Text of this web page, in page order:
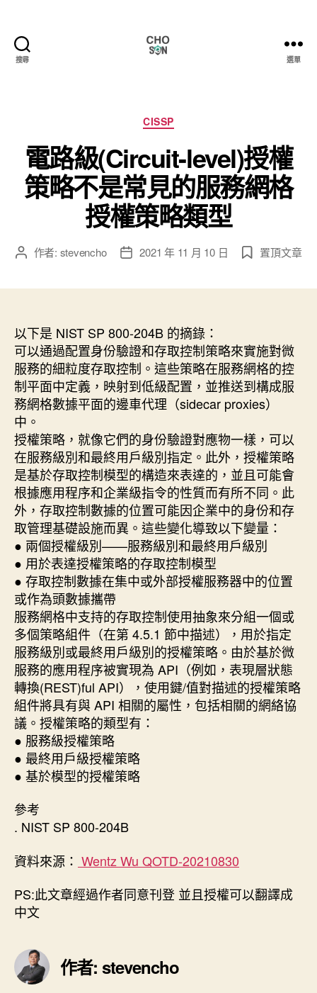
搜尋
大
小
事
選單
分
類
CISSP
電路級(Circuit-level)授權
策略不是常見的服務網格
授權策略類型
文 作者: stevencho
文
期
2021 年 11 月 10 日 置頂文章
以下是 NIST SP 800-204B 的摘錄：
可以通過配置身份驗證和存取控制策略來實施對微
服務的細粒度存取控制。這些策略在服務網格的控
制平面中定義，映射到低級配置，並推送到構成服
務網格數據平面的邊車代理（sidecar proxies）
中。
授權策略，就像它們的身份驗證對應物一樣，可以
在服務級別和最終用戶級別指定。此外，授權策略
是基於存取控制模型的構造來表達的，並且可能會
根據應用程序和企業級指令的性質而有所不同。此
外，存取控制數據的位置可能因企業中的身份和存
取管理基礎設施而異。這些變化導致以下變量：
● 兩個授權級別——服務級別和最終用戶級別
● 用於表達授權策略的存取控制模型
● 存取控制數據在集中或外部授權服務器中的位置
或作為頭數據攜帶
服務網格中支持的存取控制使用抽象來分組一個或
多個策略組件（在第 4.5.1 節中描述），用於指定
服務級別或最終用戶級別的授權策略。由於基於微
服務的應用程序被實現為 API（例如，表現層狀態
轉換(REST)ful API），使用鍵/值對描述的授權策略
組件將具有與 API 相關的屬性，包括相關的網絡協
議。授權策略的類型有：
● 服務級授權策略
● 最終用戶級授權策略
● 基於模型的授權策略
參考
. NIST SP 800-204B
資料來源： Wentz Wu QOTD-20210830
PS:此文章經過作者同意刊登 並且授權可以翻譯成
中文
作者: stevencho